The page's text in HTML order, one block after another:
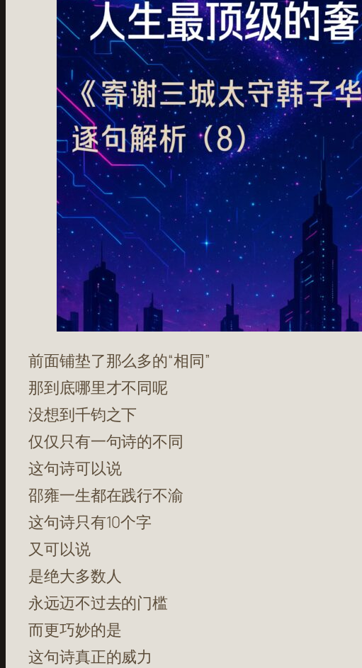
前面铺垫了那么多的“相同”
那到底哪里才不同呢
没想到千钧之下
仅仅只有一句诗的不同
这句诗可以说
邵雍一生都在践行不渝
这句诗只有10个字
又可以说
是绝大多数人
永远迈不过去的门槛
而更巧妙的是
这句诗真正的威力